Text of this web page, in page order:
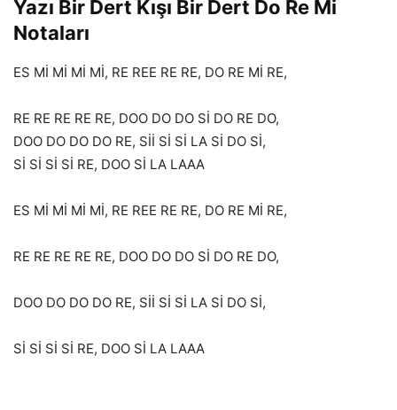
Yazı Bir Dert Kışı Bir Dert Do Re Mi
Notaları
ES Mİ Mİ Mİ Mİ, RE REE RE RE, DO RE Mİ RE,
RE RE RE RE RE, DOO DO DO Sİ DO RE DO,
DOO DO DO DO RE, Sİİ Sİ Sİ LA Sİ DO Sİ,
Sİ Sİ Sİ Sİ RE, DOO Sİ LA LAAA
ES Mİ Mİ Mİ Mİ, RE REE RE RE, DO RE Mİ RE,
RE RE RE RE RE, DOO DO DO Sİ DO RE DO,
DOO DO DO DO RE, Sİİ Sİ Sİ LA Sİ DO Sİ,
Sİ Sİ Sİ Sİ RE, DOO Sİ LA LAAA